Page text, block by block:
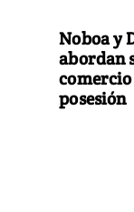
Noboa y
abordan
comercio
posesión